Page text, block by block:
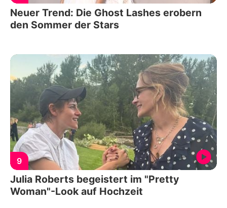
Neuer Trend: Die Ghost Lashes erobern
den Sommer der Stars
9
Julia Roberts begeistert im "Pretty
Woman"-Look auf Hochzeit